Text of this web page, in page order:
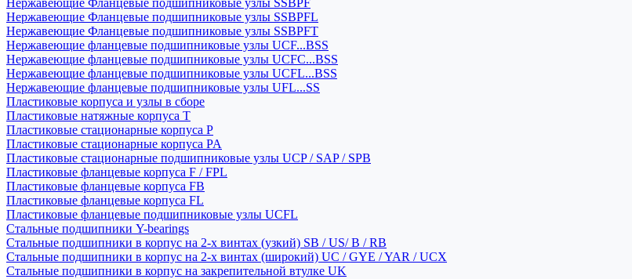
Нержавеющие Фланцевые подшипниковые узлы SSBPF
Нержавеющие Фланцевые подшипниковые узлы SSBPFL
Нержавеющие Фланцевые подшипниковые узлы SSBPFT
Нержавеющие фланцевые подшипниковые узлы UCF...BSS
Нержавеющие фланцевые подшипниковые узлы UCFC...BSS
Нержавеющие фланцевые подшипниковые узлы UCFL...BSS
Нержавеющие фланцевые подшипниковые узлы UFL...SS
Пластиковые корпуса и узлы в сборе
Пластиковые натяжные корпуса T
Пластиковые стационарные корпуса P
Пластиковые стационарные корпуса PA
Пластиковые стационарные подшипниковые узлы UCP / SAP / SPB
Пластиковые фланцевые корпуса F / FPL
Пластиковые фланцевые корпуса FB
Пластиковые фланцевые корпуса FL
Пластиковые фланцевые подшипниковые узлы UCFL
Стальные подшипники Y-bearings
Стальные подшипники в корпус на 2-х винтах (узкий) SB / US/ B / RB
Стальные подшипники в корпус на 2-х винтах (широкий) UC / GYE / YAR / UCX
Стальные подшипники в корпус на закрепительной втулке UK